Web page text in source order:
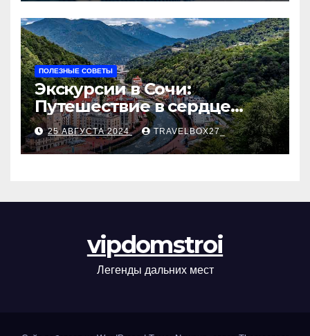
ПОЛЕЗНЫЕ СОВЕТЫ
Экскурсии в Сочи:
Путешествие в сердце
Черноморского курорта
25 АВГУСТА 2024 TRAVELBOX27_
vipdomstroi
Легенды дальних мест